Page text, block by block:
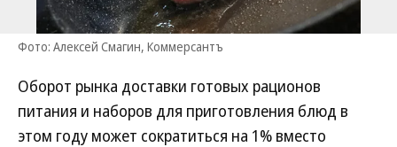
Фото: Алексей Смагин, Коммерсантъ
Оборот рынка доставки готовых рационов
питания и наборов для приготовления блюд в
этом году может сократиться на 1% вместо